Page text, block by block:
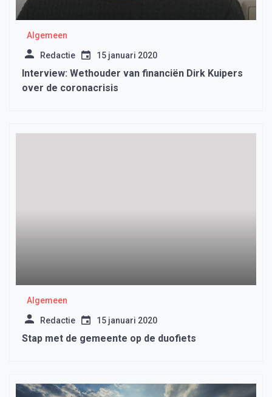
Algemeen
Redactie 15 januari 2020
Interview: Wethouder van financiën Dirk Kuipers
over de coronacrisis
Algemeen
Redactie 15 januari 2020
Stap met de gemeente op de duofiets